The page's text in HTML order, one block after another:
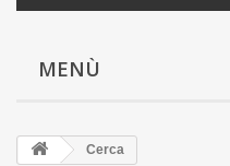
MENÙ
Cerca